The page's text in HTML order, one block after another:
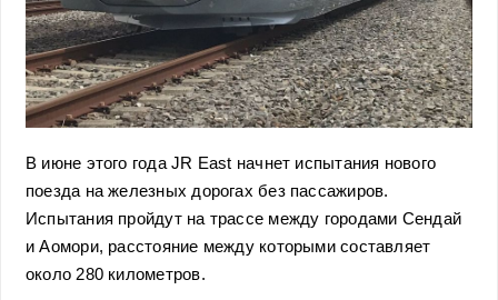
В июне этого года JR East начнет испытания нового
поезда на железных дорогах без пассажиров.
Испытания пройдут на трассе между городами Сендай
и Аомори, расстояние между которыми составляет
около 280 километров.